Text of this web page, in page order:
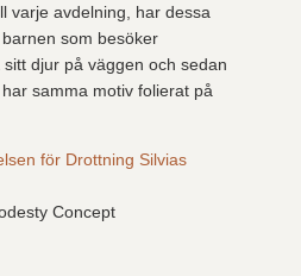
varje avdelning, har dessa
som besöker
djur på väggen och sedan
samma motiv folierat på
för Drottning Silvias
Concept